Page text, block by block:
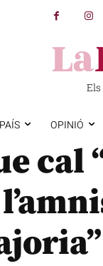
Els
OPINIÓ
cal